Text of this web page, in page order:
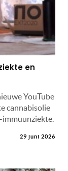
en
YouTube
cannabisolie
immuunziekte.
29 juni 2026